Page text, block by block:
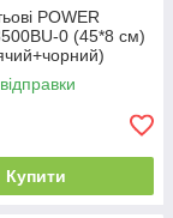
POWER
0 (45*8 см)
Купити